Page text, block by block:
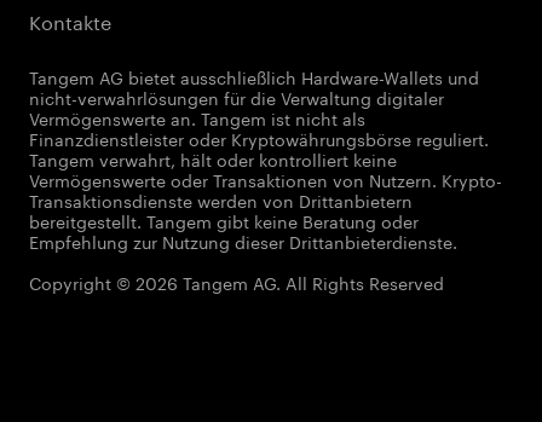
Kontakte
Tangem AG bietet ausschließlich Hardware-Wallets und
nicht-verwahrlösungen für die Verwaltung digitaler
Vermögenswerte an. Tangem ist nicht als
Finanzdienstleister oder Kryptowährungsbörse reguliert.
Tangem verwahrt, hält oder kontrolliert keine
Vermögenswerte oder Transaktionen von Nutzern. Krypto-
Transaktionsdienste werden von Drittanbietern
bereitgestellt. Tangem gibt keine Beratung oder
Empfehlung zur Nutzung dieser Drittanbieterdienste.